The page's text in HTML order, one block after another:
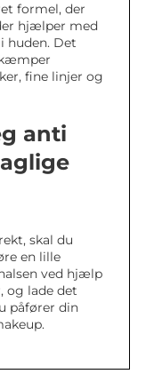
formel, der
hjælper med
huden. Det
fine linjer og
anti
skal du
en lille
ved hjælp
og lade det
påfører din